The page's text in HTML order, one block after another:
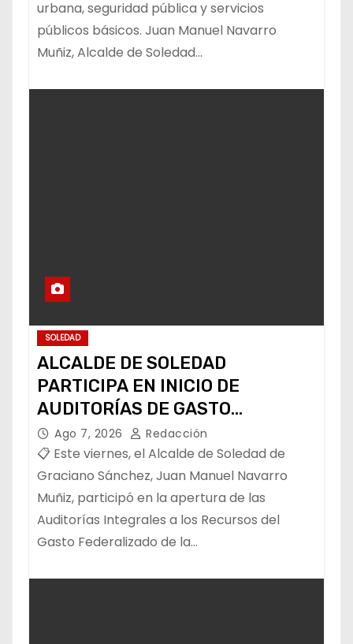
urbana, seguridad pública y servicios
públicos básicos. Juan Manuel Navarro
Muñiz, Alcalde de Soledad…
SOLEDAD
ALCALDE DE SOLEDAD
PARTICIPA EN INICIO DE
AUDITORÍAS DE GASTO
FEDERALIZADO 📝
Ago 7, 2026 Redacción
📋 Este viernes, el Alcalde de Soledad de
Graciano Sánchez, Juan Manuel Navarro
Muñiz, participó en la apertura de las
Auditorías Integrales a los Recursos del
Gasto Federalizado de la…